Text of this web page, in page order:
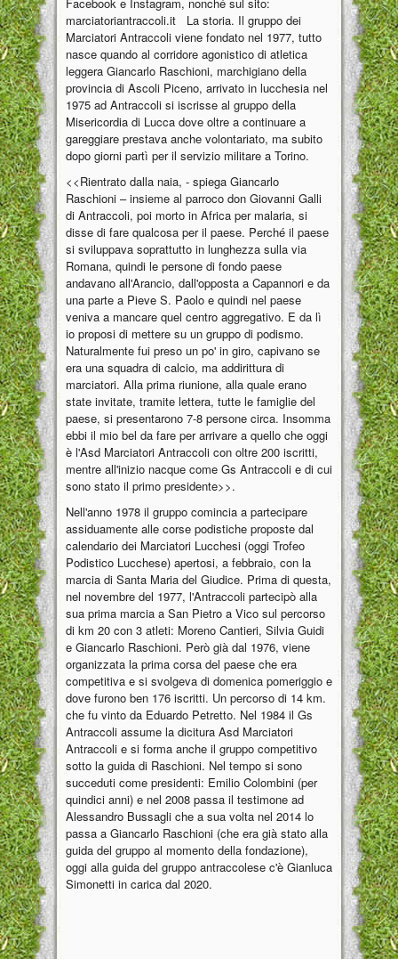
marciatoriantraccoli.it La storia. Il gruppo dei
Marciatori Antraccoli viene fondato nel 1977, tutto
nasce quando al corridore agonistico di atletica
leggera Giancarlo Raschioni, marchigiano della
provincia di Ascoli Piceno, arrivato in lucchesia nel
1975 ad Antraccoli si iscrisse al gruppo della
Misericordia di Lucca dove oltre a continuare a
gareggiare prestava anche volontariato, ma subito
dopo giorni partì per il servizio militare a Torino.
<<Rientrato dalla naia, - spiega Giancarlo
Raschioni – insieme al parroco don Giovanni Galli
di Antraccoli, poi morto in Africa per malaria, si
disse di fare qualcosa per il paese. Perché il paese
si sviluppava soprattutto in lunghezza sulla via
Romana, quindi le persone di fondo paese
andavano all'Arancio, dall'opposta a Capannori e da
una parte a Pieve S. Paolo e quindi nel paese
veniva a mancare quel centro aggregativo. E da lì
io proposi di mettere su un gruppo di podismo.
Naturalmente fui preso un po' in giro, capivano se
era una squadra di calcio, ma addirittura di
marciatori. Alla prima riunione, alla quale erano
state invitate, tramite lettera, tutte le famiglie del
paese, si presentarono 7-8 persone circa. Insomma
ebbi il mio bel da fare per arrivare a quello che oggi
è l'Asd Marciatori Antraccoli con oltre 200 iscritti,
mentre all'inizio nacque come Gs Antraccoli e di cui
sono stato il primo presidente>>.
Nell'anno 1978 il gruppo comincia a partecipare
assiduamente alle corse podistiche proposte dal
calendario dei Marciatori Lucchesi (oggi Trofeo
Podistico Lucchese) apertosi, a febbraio, con la
marcia di Santa Maria del Giudice. Prima di questa,
nel novembre del 1977, l'Antraccoli partecipò alla
sua prima marcia a San Pietro a Vico sul percorso
di km 20 con 3 atleti: Moreno Cantieri, Silvia Guidi
e Giancarlo Raschioni. Però già dal 1976, viene
organizzata la prima corsa del paese che era
competitiva e si svolgeva di domenica pomeriggio e
dove furono ben 176 iscritti. Un percorso di 14 km.
che fu vinto da Eduardo Petretto. Nel 1984 il Gs
Antraccoli assume la dicitura Asd Marciatori
Antraccoli e si forma anche il gruppo competitivo
sotto la guida di Raschioni. Nel tempo si sono
succeduti come presidenti: Emilio Colombini (per
quindici anni) e nel 2008 passa il testimone ad
Alessandro Bussagli che a sua volta nel 2014 lo
passa a Giancarlo Raschioni (che era già stato alla
guida del gruppo al momento della fondazione),
oggi alla guida del gruppo antraccolese c'è Gianluca
Simonetti in carica dal 2020.